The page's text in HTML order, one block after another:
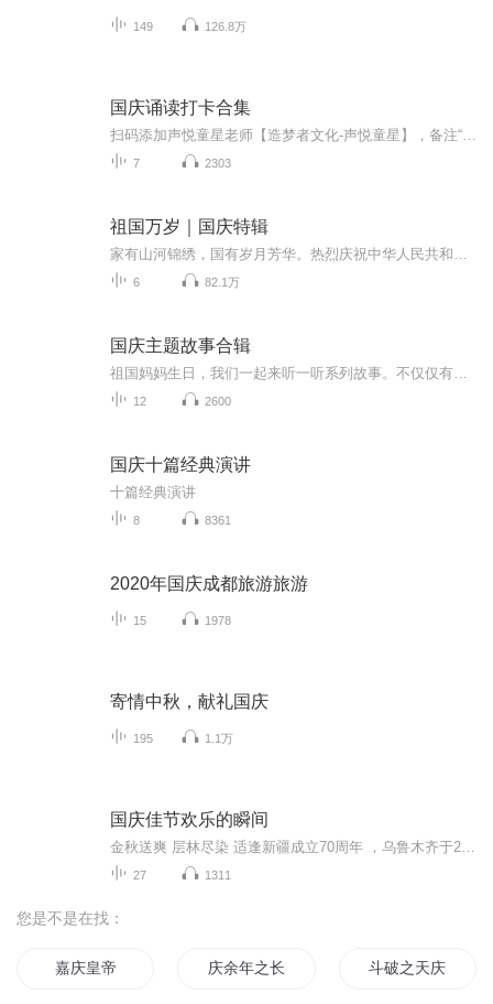
149 126.8万
国庆诵读打卡合集
7 2303
祖国万岁｜国庆特辑
6 82.1万
国庆主题故事合辑
12 2600
国庆十篇经典演讲
十篇经典演讲
8 8361
2020年国庆成都旅游旅游
15 1978
寄情中秋，献礼国庆
195 1.1万
国庆佳节欢乐的瞬间
27 1311
您是不是在找：
嘉庆皇帝 庆余年之长歌行 斗破之天庆焰火